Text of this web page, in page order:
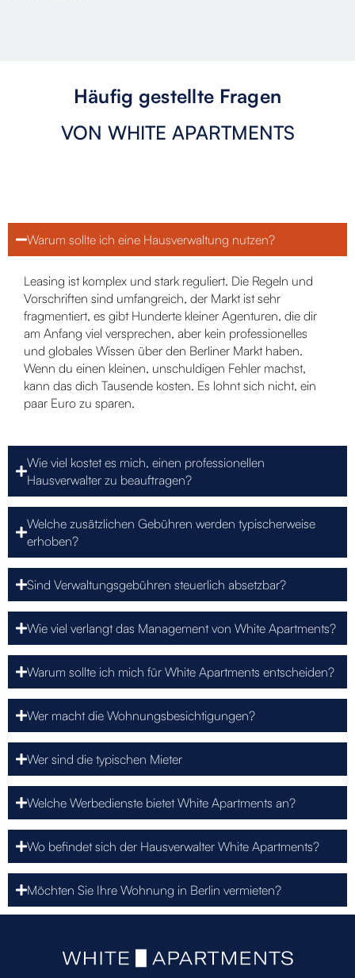
Häufig gestellte Fragen
VON WHITE APARTMENTS
Warum sollte ich eine Hausverwaltung nutzen?
Leasing ist komplex und stark reguliert. Die Regeln und
Vorschriften sind umfangreich, der Markt ist sehr
fragmentiert, es gibt Hunderte kleiner Agenturen, die dir
am Anfang viel versprechen, aber kein professionelles
und globales Wissen über den Berliner Markt haben.
Wenn du einen kleinen, unschuldigen Fehler machst,
kann das dich Tausende kosten. Es lohnt sich nicht, ein
paar Euro zu sparen.
Wie viel kostet es mich, einen professionellen
Hausverwalter zu beauftragen?
Welche zusätzlichen Gebühren werden typischerweise
erhoben?
Sind Verwaltungsgebühren steuerlich absetzbar?
Wie viel verlangt das Management von White Apartments?
Warum sollte ich mich für White Apartments entscheiden?
Wer macht die Wohnungsbesichtigungen?
Wer sind die typischen Mieter
Welche Werbedienste bietet White Apartments an?
Wo befindet sich der Hausverwalter White Apartments?
Möchten Sie Ihre Wohnung in Berlin vermieten?